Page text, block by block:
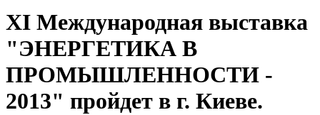
XI Международная выставка
"ЭНЕРГЕТИКА В
ПРОМЫШЛЕННОСТИ -
2013" пройдет в г. Киеве.